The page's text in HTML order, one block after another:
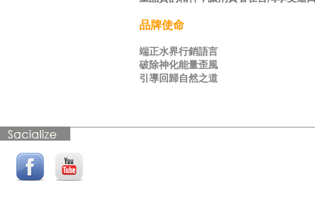
品牌使命
端正水界行銷語言
破除神化能量歪風
引導回歸自然之道